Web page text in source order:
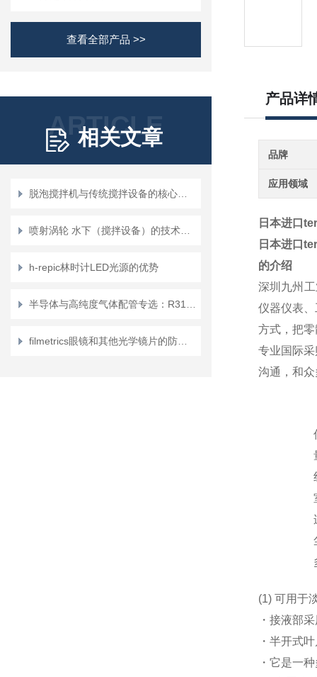
查看全部产品 >>
ARTICLE
相关文章
h-repic林时计LED光源的优势
产品详
品牌
应用领域
日本进口
日本进口
的介绍
深圳九州
仪器仪表
方式，把
专业国际
沟通，和
(1) 可用于
・接液部
・半开式
・它是一